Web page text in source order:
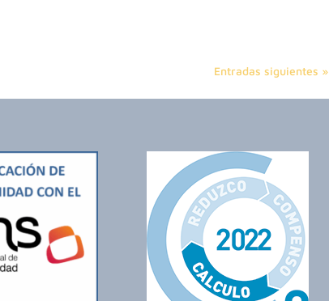
Entradas siguientes »